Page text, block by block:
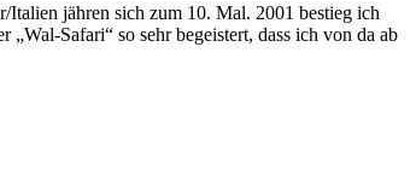
jähren sich zum 10. Mal. 2001 bestieg ich
Safari“ so sehr begeistert, dass ich von da ab